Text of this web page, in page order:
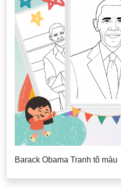
Barack Obama Tranh tô màu